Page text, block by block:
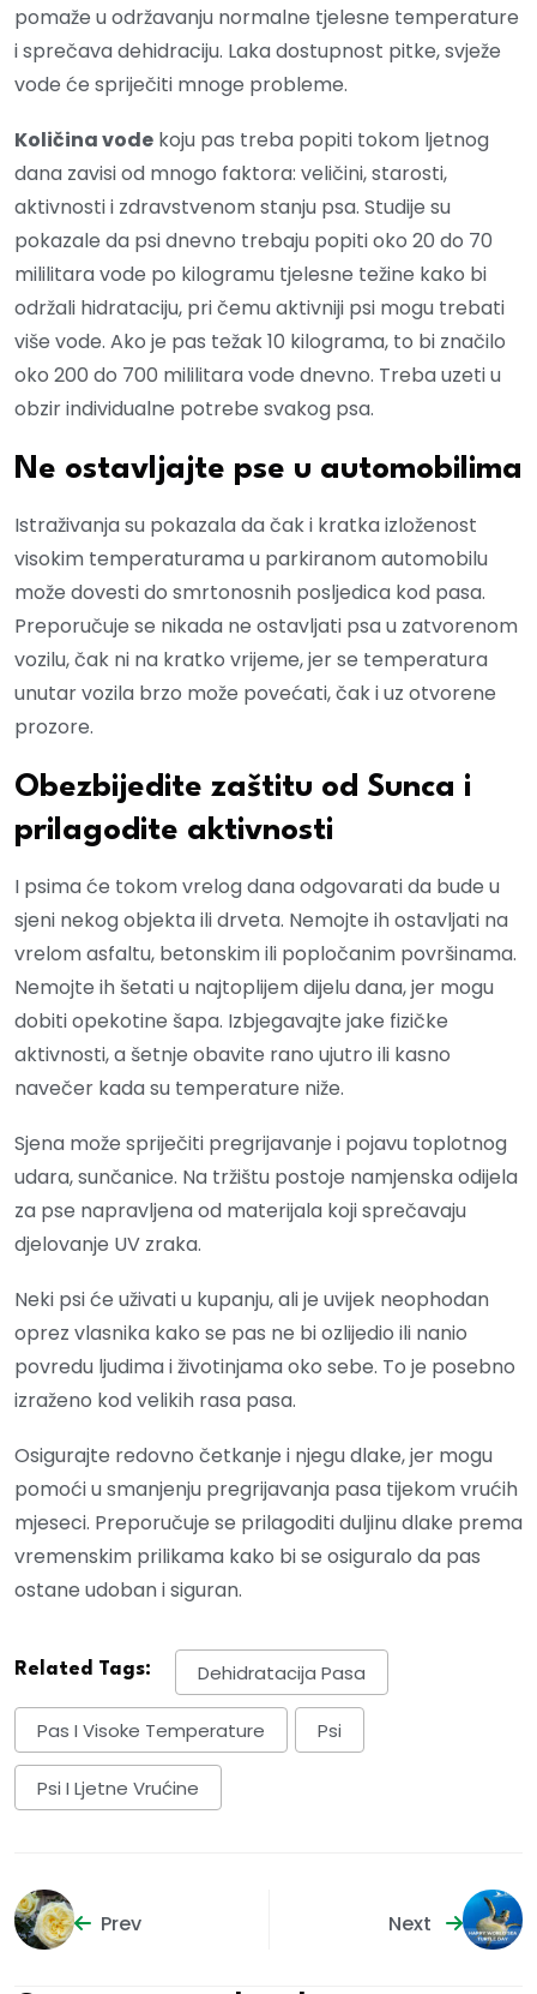
pomaže u održavanju normalne tjelesne temperature
i sprečava dehidraciju. Laka dostupnost pitke, svježe
vode će spriječiti mnoge probleme.
Količina vode koju pas treba popiti tokom ljetnog
dana zavisi od mnogo faktora: veličini, starosti,
aktivnosti i zdravstvenom stanju psa. Studije su
pokazale da psi dnevno trebaju popiti oko 20 do 70
mililitara vode po kilogramu tjelesne težine kako bi
održali hidrataciju, pri čemu aktivniji psi mogu trebati
više vode. Ako je pas težak 10 kilograma, to bi značilo
oko 200 do 700 mililitara vode dnevno. Treba uzeti u
obzir individualne potrebe svakog psa.
Ne ostavljajte pse u automobilima
Istraživanja su pokazala da čak i kratka izloženost
visokim temperaturama u parkiranom automobilu
može dovesti do smrtonosnih posljedica kod pasa.
Preporučuje se nikada ne ostavljati psa u zatvorenom
vozilu, čak ni na kratko vrijeme, jer se temperatura
unutar vozila brzo može povećati, čak i uz otvorene
prozore.
Obezbijedite zaštitu od Sunca i
prilagodite aktivnosti
I psima će tokom vrelog dana odgovarati da bude u
sjeni nekog objekta ili drveta. Nemojte ih ostavljati na
vrelom asfaltu, betonskim ili popločanim površinama.
Nemojte ih šetati u najtoplijem dijelu dana, jer mogu
dobiti opekotine šapa. Izbjegavajte jake fizičke
aktivnosti, a šetnje obavite rano ujutro ili kasno
navečer kada su temperature niže.
Sjena može spriječiti pregrijavanje i pojavu toplotnog
udara, sunčanice. Na tržištu postoje namjenska odijela
za pse napravljena od materijala koji sprečavaju
djelovanje UV zraka.
Neki psi će uživati u kupanju, ali je uvijek neophodan
oprez vlasnika kako se pas ne bi ozlijedio ili nanio
povredu ljudima i životinjama oko sebe. To je posebno
izraženo kod velikih rasa pasa.
Osigurajte redovno četkanje i njegu dlake, jer mogu
pomoći u smanjenju pregrijavanja pasa tijekom vrućih
mjeseci. Preporučuje se prilagoditi duljinu dlake prema
vremenskim prilikama kako bi se osiguralo da pas
ostane udoban i siguran.
Related Tags: Dehidratacija Pasa
Pas I Visoke Temperature Psi
Psi I Ljetne Vrućine
Prev Next